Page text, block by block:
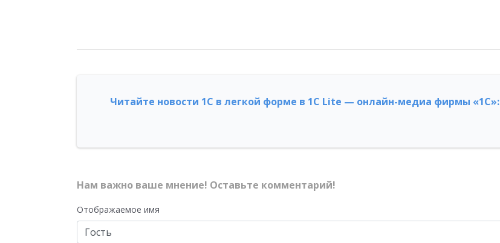
Читайте новости 1С в легкой форме в 1С Lite — онлайн-медиа фирмы «1С»:
Нам важно ваше мнение! Оставьте комментарий!
Отображаемое имя